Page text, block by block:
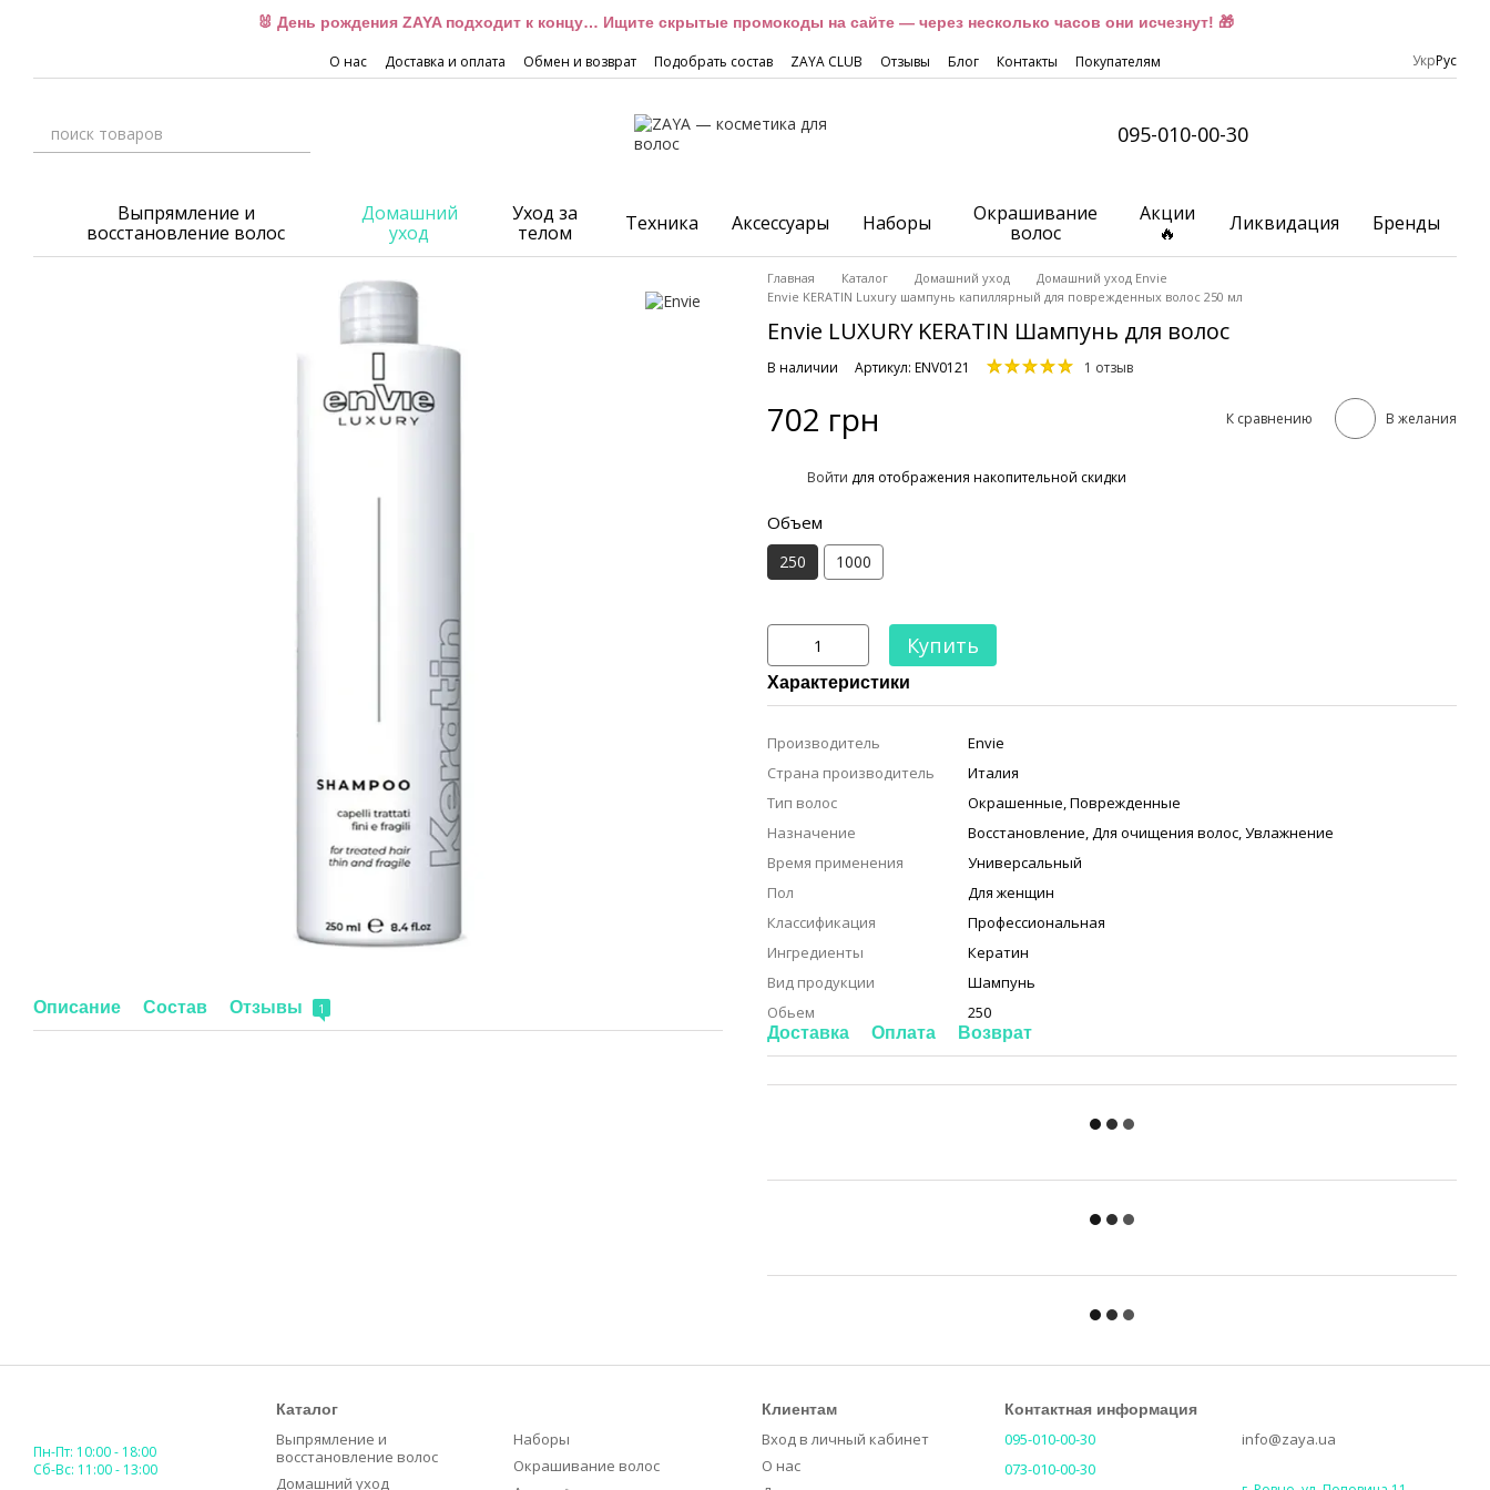
🐰 День рождения ZAYA подходит к концу… Ищите скрытые промокоды на сайте — через несколько часов они исчезнут! 🎁
О нас Доставка и оплата Обмен и возврат Подобрать состав ZAYA CLUB Отзывы Блог Контакты Покупателям УкрРус
095-010-00-30
Выпрямление и
восстановление волос
Домашний
уход
Уход за
телом
Техника Аксессуары Наборы
Окрашивание
волос
Акции
🔥
Ликвидация Бренды
Описание Состав Отзывы 1
Главная Каталог Домашний уход
Домашний уход Envie
Envie KERATIN Luxury шампунь капиллярный для поврежденных волос 250 мл
Envie LUXURY KERATIN Шампунь для волос
В наличии Артикул: ENV0121 1 отзыв
702 грн К сравнению В желания
Войти для отображения накопительной скидки
Объем
250 1000
Купить
Характеристики
Производитель
Envie
Страна производитель
Италия
Тип волос
Окрашенные,Поврежденные
Назначение
Восстановление,Для очищения волос,Увлажнение
Время применения
Универсальный
Пол
Для женщин
Классификация
Профессиональная
Ингредиенты
Кератин
Вид продукции
Шампунь
Обьем
250
Доставка Оплата Возврат
Пн-Пт: 10:00 - 18:00
Сб-Вс: 11:00 - 13:00
Каталог
Выпрямление и
восстановление волос
Домашний уход
Наборы
Окрашивание волос
Клиентам
Вход в личный кабинет
О нас
Контактная информация
095-010-00-30
073-010-00-30
info@zaya.ua